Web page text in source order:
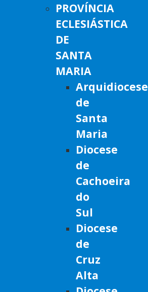
PROVÍNCIA
ECLESIÁSTICA
DE
SANTA
MARIA
Arquidiocese
de
Santa
Maria
Diocese
de
Cachoeira
do
Sul
Diocese
de
Cruz
Alta